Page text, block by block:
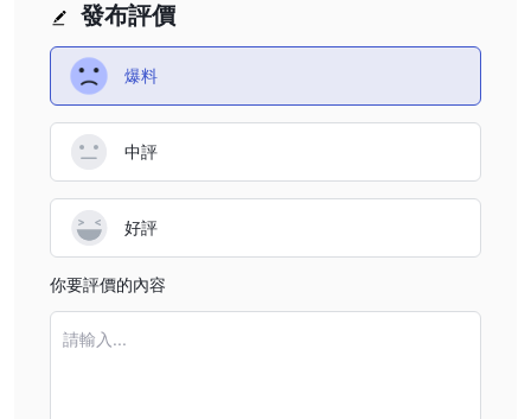
是的。它受到 FinCEN 的規管。
FINOWIZ 是否提供模擬帳戶？
似乎沒有提供模擬帳戶，因為我們在他們的網站上找不到任何相關資
FINOWIZ 是否提供 MT4/5？
它沒有透露任何有關交易平台的資訊。
FINOWIZ 是否有地區限制？
是的。Finowiz Fintech Limited 不向美國、古巴、伊拉克、緬甸、
北韓和蘇丹的公民/居民提供服務。
發布評價
爆料
中評
好評
你要評價的內容
請輸入...